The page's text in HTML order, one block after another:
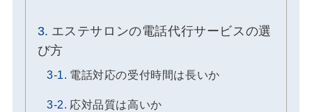
エステサロンの電話代行サービスの選
び方
電話対応の受付時間は長いか
応対品質は高いか